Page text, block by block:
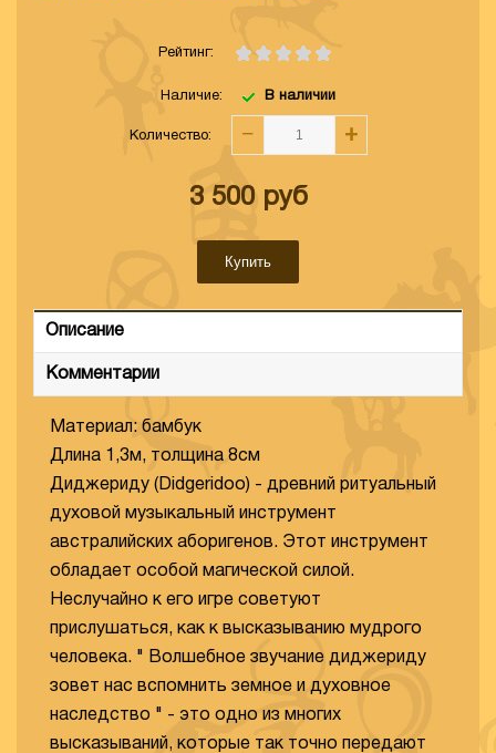
Рейтинг:
Наличие: В наличии
Количество: − +
3 500 руб
Купить
Описание
Комментарии
Материал: бамбук
Длина 1,3м, толщина 8см
Диджериду (Didgeridoo) - древний ритуальный
духовой музыкальный инструмент
австралийских аборигенов. Этот инструмент
обладает особой магической силой.
Неслучайно к его игре советуют
прислушаться, как к высказыванию мудрого
человека. " Волшебное звучание диджериду
зовет нас вспомнить земное и духовное
наследство " - это одно из многих
высказываний, которые так точно передают